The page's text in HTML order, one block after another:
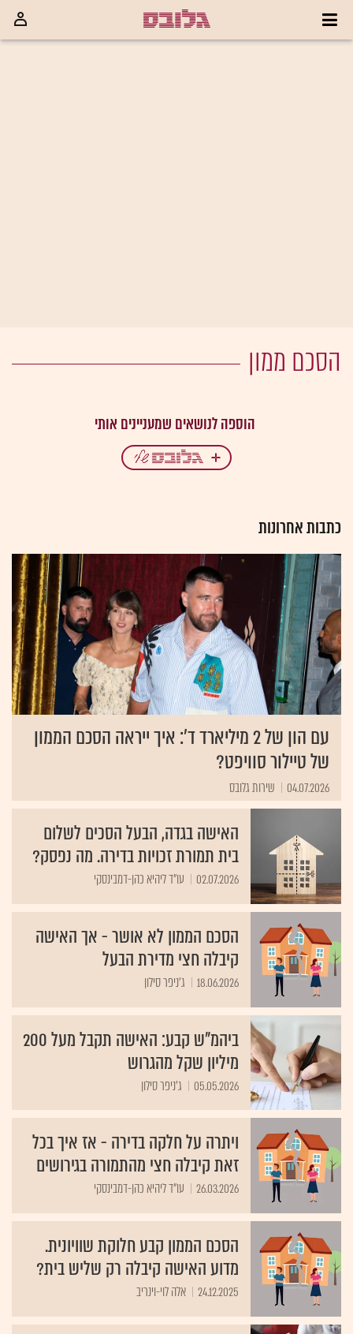
הסכם ממון
כתבות אחרונות
עם הון של 2 מיליארד ד': איך ייראה הסכם הממון
של טיילור סוויפט?
04.07.2026 שירות גלובס
האישה בגדה, הבעל הסכים לשלום
בית תמורת זכויות בדירה. מה נפסק?
02.07.2026 עו"ד ליהיא כהן-דמבינסקי
הסכם הממון לא אושר - אך האישה
קיבלה חצי מדירת הבעל
18.06.2026 ג'ניפר סילון
ביהמ"ש קבע: האישה תקבל מעל 200
מיליון שקל מהגרוש
05.05.2026 ג'ניפר סילון
ויתרה על חלקה בדירה - אז איך בכל
זאת קיבלה חצי מהתמורה בגירושים
26.03.2026 עו"ד ליהיא כהן-דמבינסקי
הסכם הממון קבע חלוקת שוויונית.
מדוע האישה קיבלה רק שליש בית?
24.12.2025 אלה לוי-וינריב